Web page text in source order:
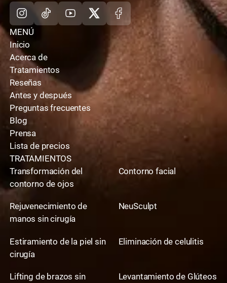
Instagram
TikTokYoutube
X Facebook
MENÚ
Inicio
Acerca de
Tratamientos
Reseñas
Antes y después
Preguntas frecuentes
Blog
Prensa
Lista de precios
TRATAMIENTOS
Transformación del
contorno de ojos
Contorno facial
Rejuvenecimiento de
manos sin cirugía
NeuSculpt
Estiramiento de la piel sin
cirugía
Eliminación de celulitis
Lifting de brazos sin
Levantamiento de Glúteos